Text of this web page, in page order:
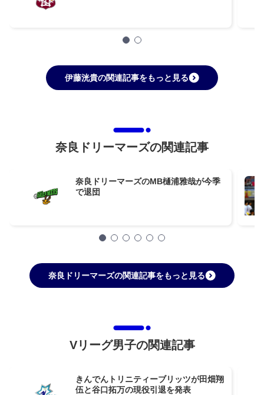
伊藤洸貴の関連記事をもっと見る
奈良ドリーマーズの関連記事
奈良ドリーマーズのMB樋浦雅哉が今季
で退団
奈良ドリーマーズの関連記事をもっと見る
Vリーグ男子の関連記事
きんでんトリニティーブリッツが田畑翔
伍と谷口拓万の現役引退を発表